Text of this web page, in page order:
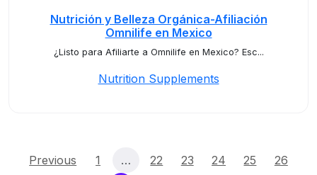
Nutrición y Belleza Orgánica-Afiliación
Omnilife en Mexico
¿Listo para Afiliarte a Omnilife en Mexico? Esc...
Nutrition Supplements
Previous 1 … 22 23 24 25
26